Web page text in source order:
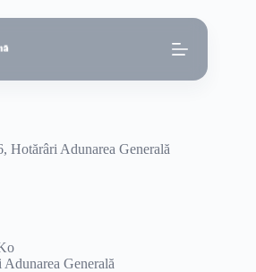
, Hotărâri Adunarea Generală
Generală